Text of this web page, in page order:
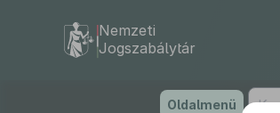
Nemzeti
Jogszabálytár
Oldalmenü